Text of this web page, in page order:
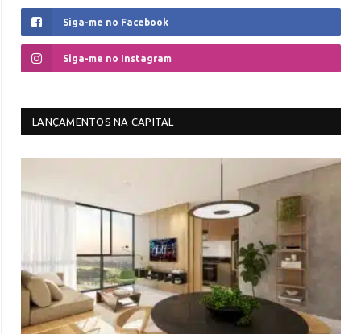
Siga-me no Facebook
Siga-me no Instagram
LANÇAMENTOS NA CAPITAL